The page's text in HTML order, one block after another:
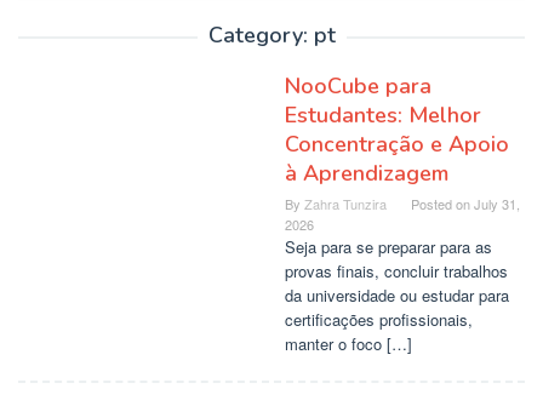
Category: pt
NooCube para
Estudantes: Melhor
Concentração e Apoio
à Aprendizagem
By Zahra Tunzira Posted onJuly 31,
2026
Seja para se preparar para as
provas finais, concluir trabalhos
da universidade ou estudar para
certificações profissionais,
manter o foco […]